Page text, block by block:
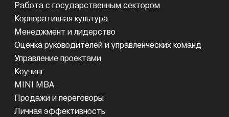
Работа с государственным сектором
Корпоративная культура
Менеджмент и лидерство
Оценка руководителей и управленческих команд
Управление проектами
Коучинг
MINI MBA
Продажи и переговоры
Личная эффективность